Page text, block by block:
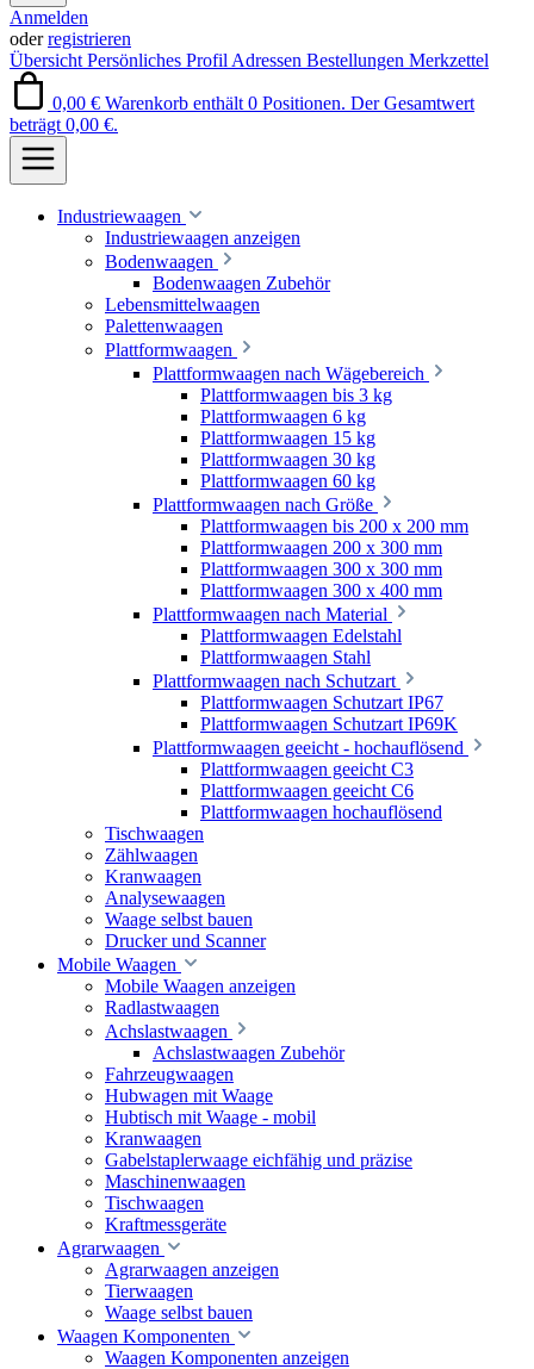
Anmelden
oderregistrieren
Übersicht Persönliches Profil Adressen Bestellungen Merkzettel
0,00 € Warenkorb enthält 0 Positionen. Der Gesamtwert
beträgt 0,00 €.
Industriewaagen
Industriewaagen anzeigen
Bodenwaagen
Bodenwaagen Zubehör
Lebensmittelwaagen
Palettenwaagen
Plattformwaagen
Plattformwaagen nach Wägebereich
Plattformwaagen bis 3 kg
Plattformwaagen 6 kg
Plattformwaagen 15 kg
Plattformwaagen 30 kg
Plattformwaagen 60 kg
Plattformwaagen nach Größe
Plattformwaagen bis 200 x 200 mm
Plattformwaagen 200 x 300 mm
Plattformwaagen 300 x 300 mm
Plattformwaagen 300 x 400 mm
Plattformwaagen nach Material
Plattformwaagen Edelstahl
Plattformwaagen Stahl
Plattformwaagen nach Schutzart
Plattformwaagen Schutzart IP67
Plattformwaagen Schutzart IP69K
Plattformwaagen geeicht - hochauflösend
Plattformwaagen geeicht C3
Plattformwaagen geeicht C6
Plattformwaagen hochauflösend
Tischwaagen
Zählwaagen
Kranwaagen
Analysewaagen
Waage selbst bauen
Drucker und Scanner
Mobile Waagen
Mobile Waagen anzeigen
Radlastwaagen
Achslastwaagen
Achslastwaagen Zubehör
Fahrzeugwaagen
Hubwagen mit Waage
Hubtisch mit Waage - mobil
Kranwaagen
Gabelstaplerwaage eichfähig und präzise
Maschinenwaagen
Tischwaagen
Kraftmessgeräte
Agrarwaagen
Agrarwaagen anzeigen
Tierwaagen
Waage selbst bauen
Waagen Komponenten
Waagen Komponenten anzeigen